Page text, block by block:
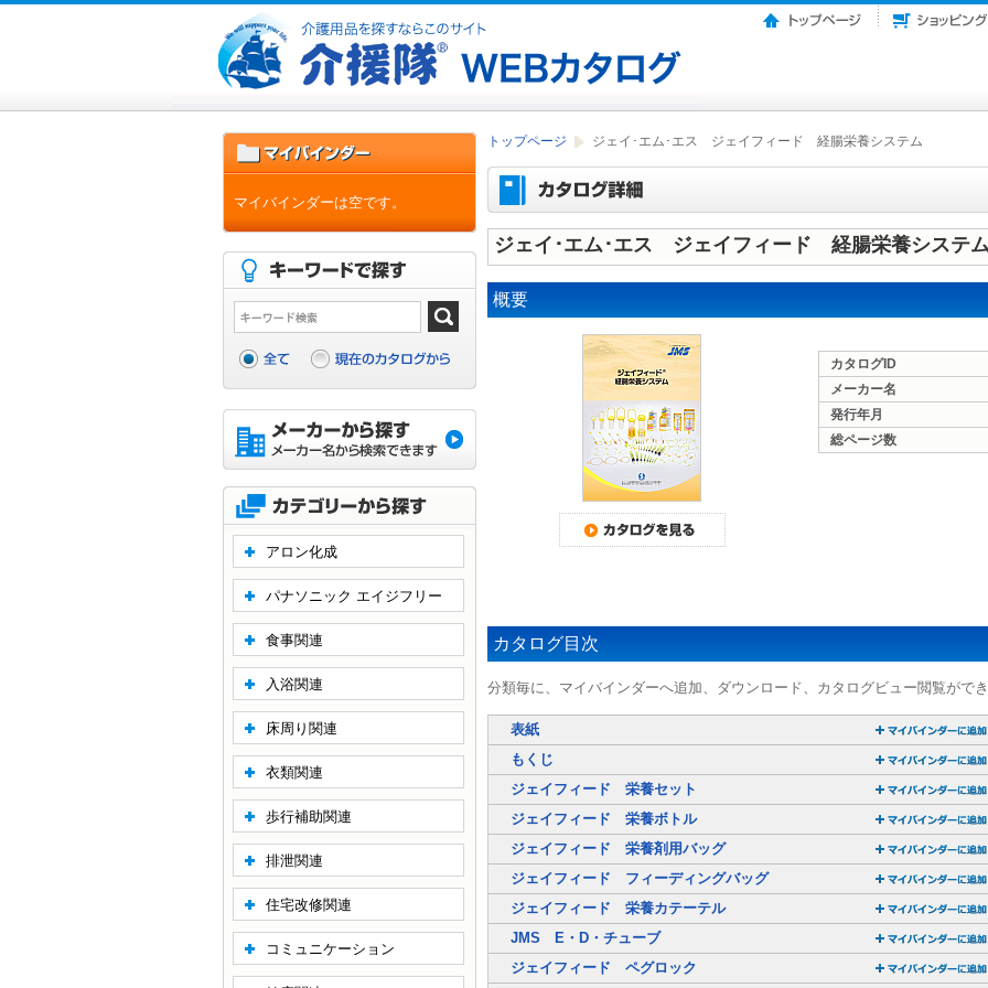
トップページ ジェイ･エム･エス ジェイフィード 経腸栄養システム
ジェイ･エム･エス ジェイフィード 経腸栄養システ
概要
カタログID
メーカー名
発行年月
総ページ数
カタログ目次
分類毎に、マイバインダーへ追加、ダウンロード、カタログビュー閲覧がで
表紙
もくじ
ジェイフィード 栄養セット
ジェイフィード 栄養ボトル
ジェイフィード 栄養剤用バッグ
ジェイフィード フィーディングバッグ
ジェイフィード 栄養カテーテル
JMS E・D・チューブ
ジェイフィード ペグロック
マイバインダーは空です。
アロン化成
パナソニック エイジフリー
食事関連
入浴関連
床周り関連
衣類関連
歩行補助関連
排泄関連
住宅改修関連
コミュニケーション